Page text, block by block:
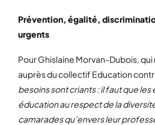
Prévention, égalité,
urgents
Pour Ghislaine Morvan-Dubois,
auprès du collectif Education
besoins sont criants : il faut que les
éducation au respect de la
camarades qu’envers leur